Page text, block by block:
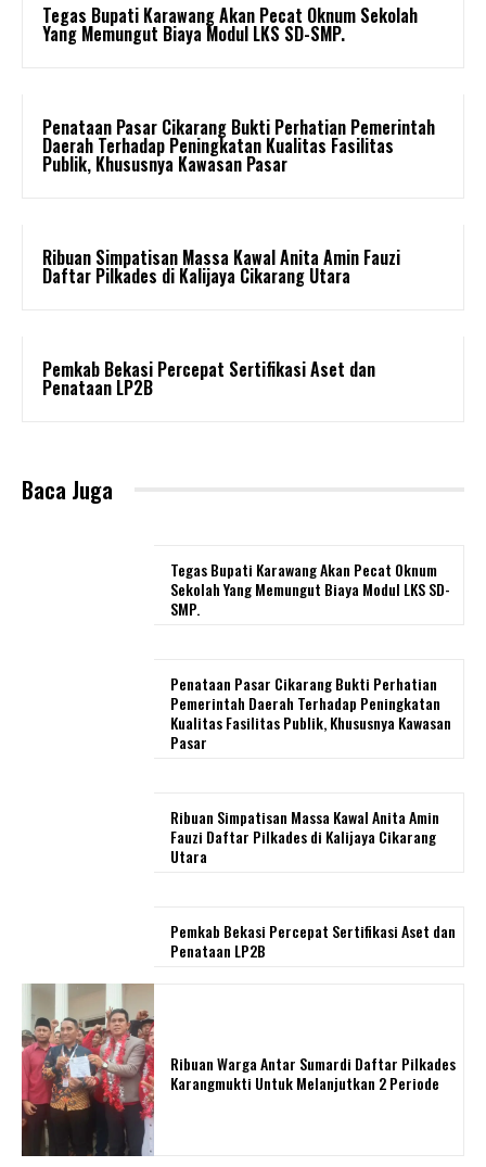
Tegas Bupati Karawang Akan Pecat Oknum Sekolah
Yang Memungut Biaya Modul LKS SD-SMP.
Penataan Pasar Cikarang Bukti Perhatian Pemerintah
Daerah Terhadap Peningkatan Kualitas Fasilitas
Publik, Khususnya Kawasan Pasar
Ribuan Simpatisan Massa Kawal Anita Amin Fauzi
Daftar Pilkades di Kalijaya Cikarang Utara
Pemkab Bekasi Percepat Sertifikasi Aset dan
Penataan LP2B
Baca Juga
Tegas Bupati Karawang Akan Pecat Oknum
Sekolah Yang Memungut Biaya Modul LKS SD-
SMP.
Penataan Pasar Cikarang Bukti Perhatian
Pemerintah Daerah Terhadap Peningkatan
Kualitas Fasilitas Publik, Khususnya Kawasan
Pasar
Ribuan Simpatisan Massa Kawal Anita Amin
Fauzi Daftar Pilkades di Kalijaya Cikarang
Utara
Pemkab Bekasi Percepat Sertifikasi Aset dan
Penataan LP2B
Ribuan Warga Antar Sumardi Daftar Pilkades
Karangmukti Untuk Melanjutkan 2 Periode